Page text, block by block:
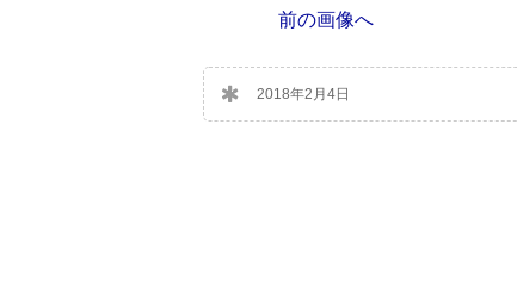
前の画像へ
2018年2月4日